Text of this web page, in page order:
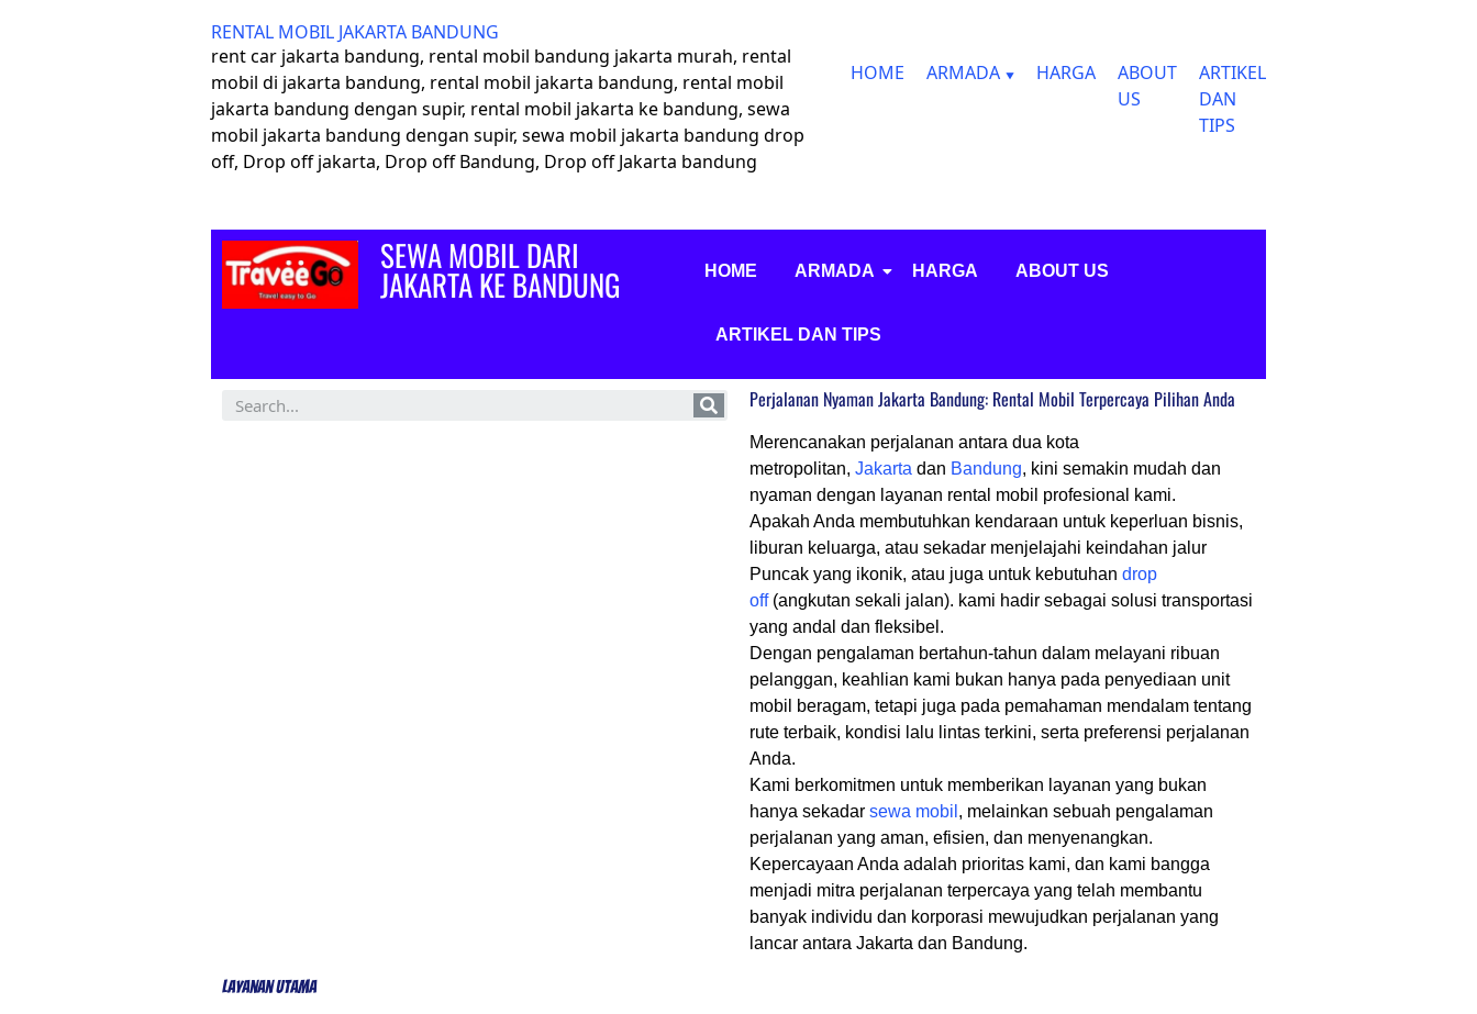
RENTAL MOBIL JAKARTA BANDUNG
rent car jakarta bandung, rental mobil bandung jakarta murah, rental
mobil di jakarta bandung, rental mobil jakarta bandung, rental mobil
jakarta bandung dengan supir, rental mobil jakarta ke bandung, sewa
mobil jakarta bandung dengan supir, sewa mobil jakarta bandung drop
off, Drop off jakarta, Drop off Bandung, Drop off Jakarta bandung
HOME ARMADA HARGA
ABOUT
US
ARTIKEL
DAN
TIPS
SEWA MOBIL DARI
JAKARTA KE BANDUNG HOME ARMADA HARGA ABOUT US
ARTIKEL DAN TIPS
Perjalanan Nyaman Jakarta Bandung: Rental Mobil Terpercaya Pilihan Anda
Merencanakan perjalanan antara dua kota
metropolitan, Jakarta dan Bandung, kini semakin mudah dan
nyaman dengan layanan rental mobil profesional kami.
Apakah Anda membutuhkan kendaraan untuk keperluan bisnis,
liburan keluarga, atau sekadar menjelajahi keindahan jalur
Puncak yang ikonik, atau juga untuk kebutuhan drop
off(angkutan sekali jalan). kami hadir sebagai solusi transportasi
yang andal dan fleksibel.
Dengan pengalaman bertahun-tahun dalam melayani ribuan
pelanggan, keahlian kami bukan hanya pada penyediaan unit
mobil beragam, tetapi juga pada pemahaman mendalam tentang
rute terbaik, kondisi lalu lintas terkini, serta preferensi perjalanan
Anda.
Kami berkomitmen untuk memberikan layanan yang bukan
hanya sekadar sewa mobil , melainkan sebuah pengalaman
perjalanan yang aman, efisien, dan menyenangkan.
Kepercayaan Anda adalah prioritas kami, dan kami bangga
menjadi mitra perjalanan terpercaya yang telah membantu
banyak individu dan korporasi mewujudkan perjalanan yang
lancar antara Jakarta dan Bandung.
Layanan Utama